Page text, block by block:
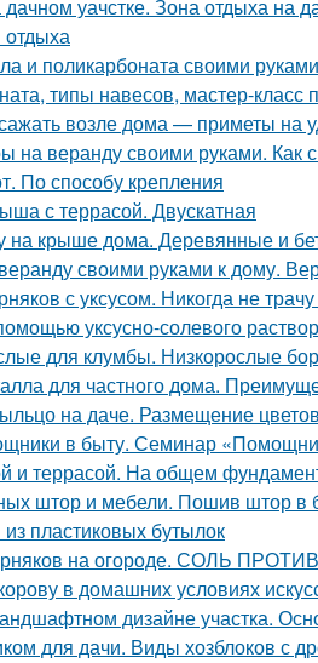
уачстке. Зона отдыха
отдыха
и поликарбоната своими
типы навесов, мастер-класс
возле дома — приметы на
на веранду своими руками. Как
По способу крепления
с террасой. Двускатная
на крыше дома. Деревянные и
своими руками к дому.
с уксусом. Никогда не
уксусно-солевого
для клумбы. Низкорослые
для частного дома.
на даче. Размещение
в быту. Семинар
и террасой. На общем
штор и мебели. Пошив штор в
пластиковых бутылок
на огороде. СОЛЬ
в домашних условиях
дизайне участка.
для дачи. Виды хозблоков с